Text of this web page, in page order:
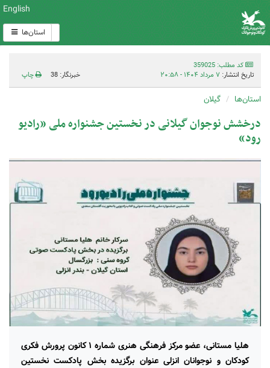
English
استان‌ها
کد مطلب: 359025
تاریخ انتشار: ۷ مرداد ۱۴۰۴ - ۲۰:۵۸ خبرنگار: 38 چاپ
استان‌ها گیلان
درخشش نوجوان گیلانی در نخستین جشنواره ملی «رادیو
رود»
هلیا مستانی، عضو مرکز فرهنگی هنری شماره ۱ کانون پرورش فکری
کودکان و نوجوانان انزلی عنوان برگزیده بخش پادکست نخستین